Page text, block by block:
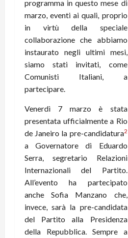
programma in questo mese di
marzo, eventi ai quali, proprio
in virtù della speciale
collaborazione che abbiamo
instaurato negli ultimi mesi,
siamo stati invitati, come
Comunisti Italiani, a
partecipare.
Venerdì 7 marzo è stata
presentata ufficialmente a Rio
de Janeiro la pre-candidatura2
a Governatore di Eduardo
Serra, segretario Relazioni
Internazionali del Partito.
All’evento ha partecipato
anche Sofia Manzano che,
invece, sarà la pre-candidata
del Partito alla Presidenza
della Repubblica. Sempre a